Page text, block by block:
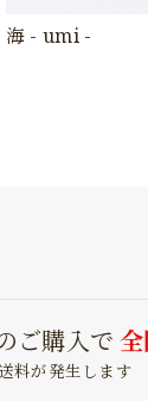
海 - umi -
ご購入で
料が発生します